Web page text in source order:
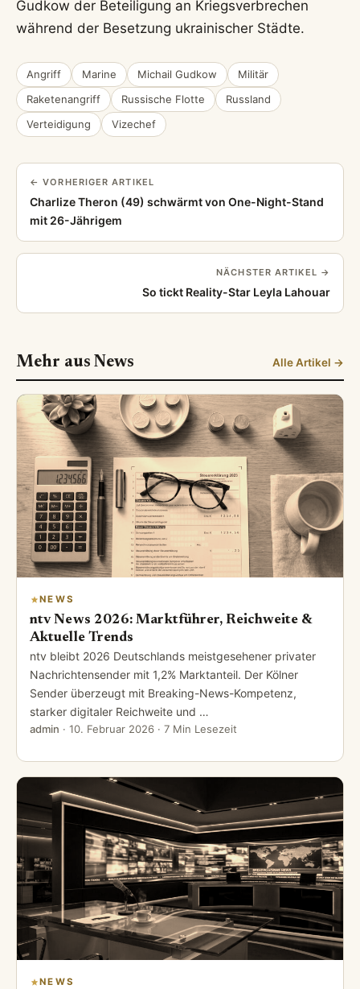
Gudkow der Beteiligung an Kriegsverbrechen
während der Besetzung ukrainischer Städte.
Angriff Marine Michail Gudkow
Militär
Raketenangriff
Russische Flotte
Russland
Verteidigung
Vizechef
← VORHERIGER ARTIKEL
Charlize Theron (49) schwärmt von One-Night-Stand
mit 26-Jährigem
NÄCHSTER ARTIKEL →
So tickt Reality-Star Leyla Lahouar
Mehr aus News Alle Artikel →
NEWS
ntv News 2026: Marktführer, Reichweite &
Aktuelle Trends
ntv bleibt 2026 Deutschlands meistgesehener privater
Nachrichtensender mit 1,2% Marktanteil. Der Kölner
Sender überzeugt mit Breaking-News-Kompetenz,
starker digitaler Reichweite und …
admin · 10. Februar 2026 · 7 Min Lesezeit
NEWS